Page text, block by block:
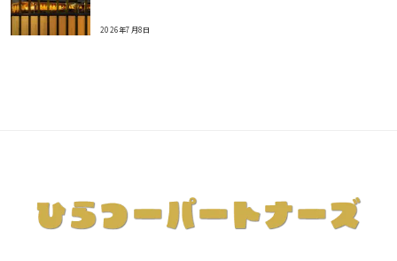
2026年7月8日